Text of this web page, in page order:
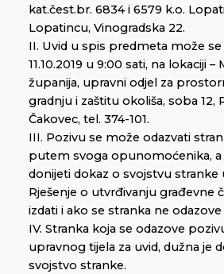
kat.čest.br. 6834 i 6579 k.o.
Lopatincu, Vinogradska 22.
II. Uvid u spis predmeta može se
11.10.2019 u 9:00 sati, na lokaciji
županija, upravni odjel za
gradnju i zaštitu okoliša, soba 12,
Čakovec, tel. 374-101.
III. Pozivu se može odazvati
putem svoga opunomoćenika, a
donijeti dokaz o svojstvu
Rješenje o utvrđivanju građevne
izdati i ako se stranka ne
IV. Stranka koja se odazove
upravnog tijela za uvid, dužna je
svojstvo stranke.